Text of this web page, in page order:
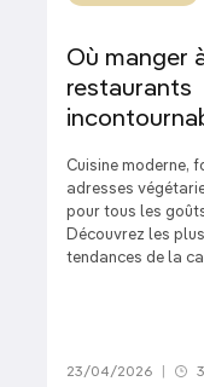
Où manger
restaurants
Cuisine moderne,
adresses
pour tous les
Découvrez les
tendances de la
23/04/2026